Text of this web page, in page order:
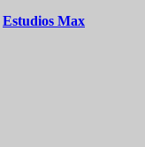
Estudios Max